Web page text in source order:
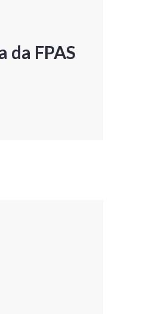
FPAS